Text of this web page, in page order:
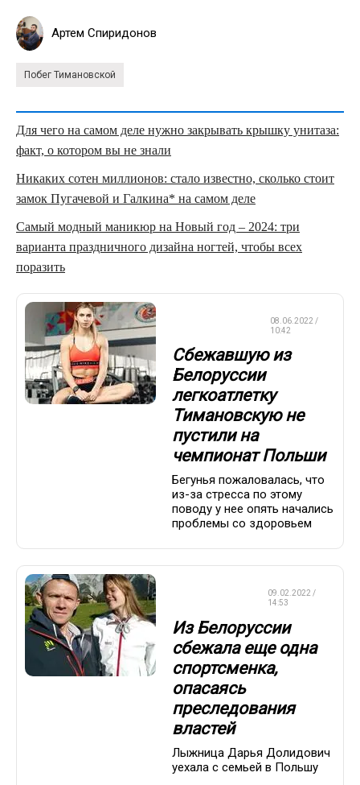
Артем Спиридонов
Побег Тимановской
Для чего на самом деле нужно закрывать крышку унитаза:
факт, о котором вы не знали
Никаких сотен миллионов: стало известно, сколько стоит
замок Пугачевой и Галкина* на самом деле
Самый модный маникюр на Новый год – 2024: три
варианта праздничного дизайна ногтей, чтобы всех
поразить
08.06.2022 /
10:42
Сбежавшую из
Белоруссии
легкоатлетку
Тимановскую не
пустили на
чемпионат Польши
Бегунья пожаловалась, что
из-за стресса по этому
поводу у нее опять начались
проблемы со здоровьем
09.02.2022 /
14:53
Из Белоруссии
сбежала еще одна
спортсменка,
опасаясь
преследования
властей
Лыжница Дарья Долидович
уехала с семьей в Польшу